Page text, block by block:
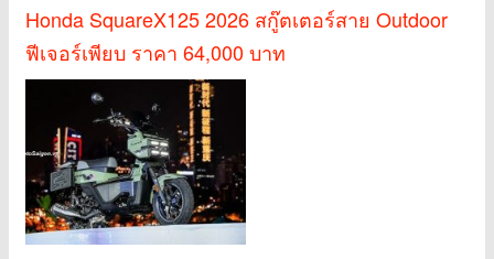
Honda SquareX125 2026 สกู๊ตเตอร์สาย Outdoor
ฟีเจอร์เพียบ ราคา 64,000 บาท